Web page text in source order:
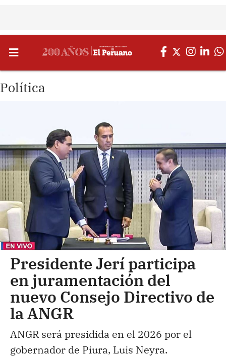
Política
Presidente Jerí participa
en juramentación del
nuevo Consejo Directivo de
la ANGR
ANGR será presidida en el 2026 por el
gobernador de Piura, Luis Neyra.